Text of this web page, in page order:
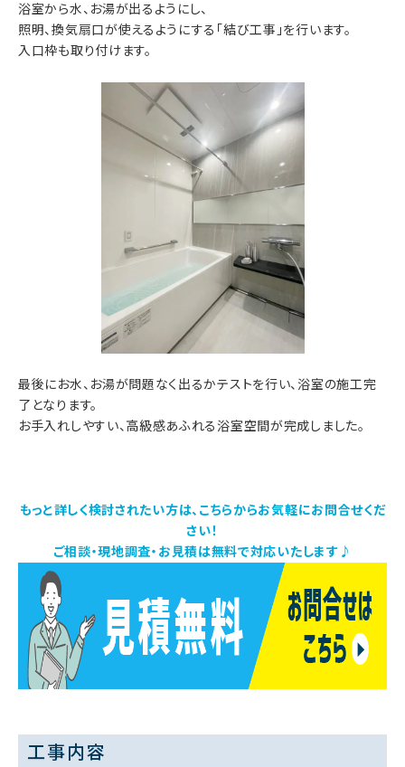
浴室から水、お湯が出るようにし、
照明、換気扇口が使えるようにする「結び工事」を行います。
入口枠も取り付けます。
最後にお水、お湯が問題なく出るかテストを行い、浴室の施工完
了となります。
お手入れしやすい、高級感あふれる浴室空間が完成しました。
もっと詳しく検討されたい方は、こちらからお気軽にお問合せくだ
さい！
ご相談・現地調査・お見積は無料で対応いたします♪
工事内容